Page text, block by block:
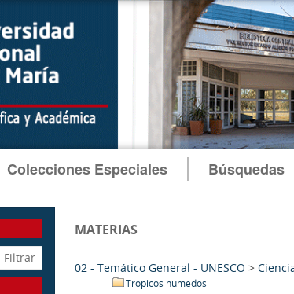
Colecciones Especiales Búsquedas
MATERIAS
02 - Temático General - UNESCO >
Trópicos húmedos